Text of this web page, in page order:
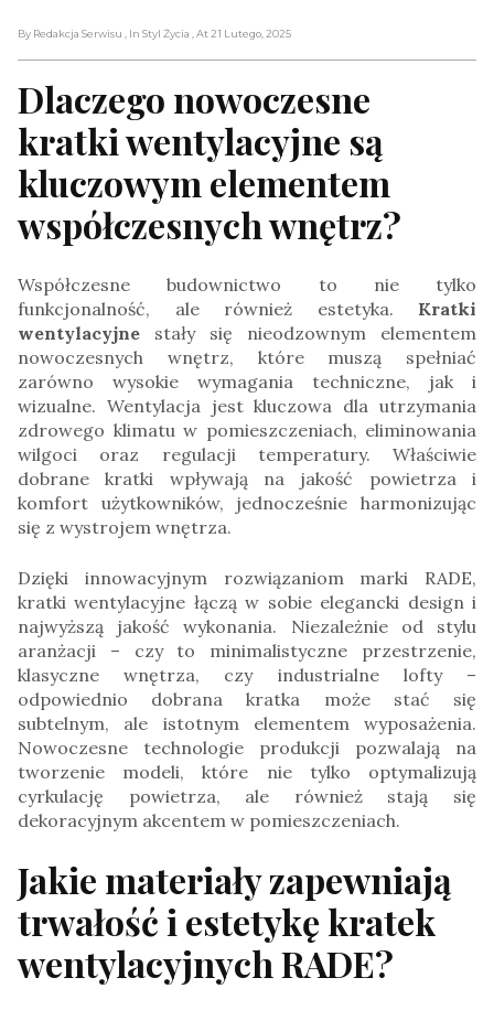
By Redakcja Serwisu , In Styl Życia , At 21 Lutego, 2025
Dlaczego nowoczesne
kratki wentylacyjne są
kluczowym elementem
współczesnych wnętrz?
Współczesne budownictwo to nie tylko
funkcjonalność, ale również estetyka. Kratki
wentylacyjne stały się nieodzownym elementem
nowoczesnych wnętrz, które muszą spełniać
zarówno wysokie wymagania techniczne, jak i
wizualne. Wentylacja jest kluczowa dla utrzymania
zdrowego klimatu w pomieszczeniach, eliminowania
wilgoci oraz regulacji temperatury. Właściwie
dobrane kratki wpływają na jakość powietrza i
komfort użytkowników, jednocześnie harmonizując
się z wystrojem wnętrza.
Dzięki innowacyjnym rozwiązaniom marki RADE,
kratki wentylacyjne łączą w sobie elegancki design i
najwyższą jakość wykonania. Niezależnie od stylu
aranżacji – czy to minimalistyczne przestrzenie,
klasyczne wnętrza, czy industrialne lofty –
odpowiednio dobrana kratka może stać się
subtelnym, ale istotnym elementem wyposażenia.
Nowoczesne technologie produkcji pozwalają na
tworzenie modeli, które nie tylko optymalizują
cyrkulację powietrza, ale również stają się
dekoracyjnym akcentem w pomieszczeniach.
Jakie materiały zapewniają
trwałość i estetykę kratek
wentylacyjnych RADE?